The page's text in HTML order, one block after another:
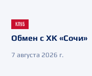
КЛУБ
Обмен с ХК «Сочи»
7 августа 2026 г.